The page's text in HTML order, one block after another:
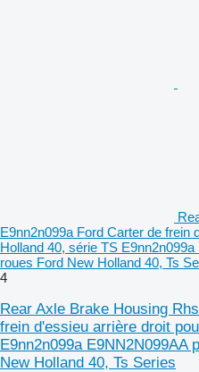
E9nn2n099a Ford Carter de frein
Holland 40, série TS
roues Ford New Holland 40, Ts
4
Rear Axle Brake Housing
frein d'essieu arrière droit
E9nn2n099a E9NN2N099AA
New Holland 40, Ts Series